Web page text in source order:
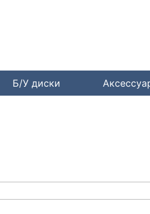
Б/У диски